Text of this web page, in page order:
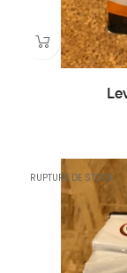
RUPTURE DE STOCK